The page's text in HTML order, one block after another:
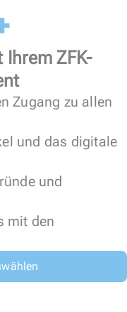
ZFK-
Zugang zu allen
und das digitale
und
mit den